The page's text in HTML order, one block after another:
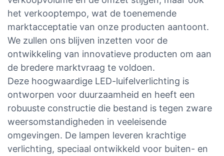
het verkooptempo, wat de toenemende
marktacceptatie van onze producten aantoont.
We zullen ons blijven inzetten voor de
ontwikkeling van innovatieve producten om aan
de bredere marktvraag te voldoen.
Deze hoogwaardige LED-luifelverlichting is
ontworpen voor duurzaamheid en heeft een
robuuste constructie die bestand is tegen zware
weersomstandigheden in veeleisende
omgevingen. De lampen leveren krachtige
verlichting, speciaal ontwikkeld voor buiten- en